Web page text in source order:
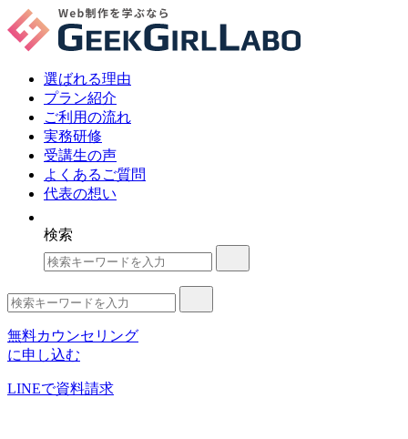
選ばれる理由
プラン紹介
ご利用の流れ
実務研修
受講生の声
よくあるご質問
代表の想い
検索
無料カウンセリング
に申し込む
LINEで資料請求